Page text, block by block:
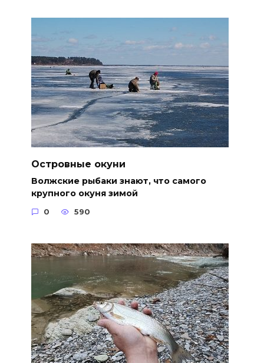
Островные окуни
Волжские рыбаки знают, что самого
крупного окуня зимой
0 590